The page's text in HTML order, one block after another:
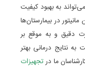
به بهبود کیفیت
در بیمارستان‌ها
دقیق و به موقع بر
نتایج درمانی بهتر
ما درتجهیزات